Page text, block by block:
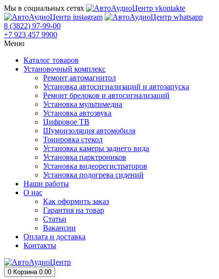
Мы в социальных сетях
8 (3822) 97-99-00
+7 923 457 9900
Меню
Каталог товаров
Установочный комплекс
Ремонт автомагнитол
Установка автосигнализаций и автозапуска
Ремонт брелоков и автосигнализаций
Установка мультимедиа
Установка автозвука
Цифровое ТВ
Шумоизоляция автомобиля
Тонировка стекол
Установка камеры заднего вида
Установка парктроников
Установка видеорегистраторов
Установка подогрева сидений
Наши работы
О нас
Как оформить заказ
Гарантия на товар
Статьи
Вакансии
Оплата и доставка
Контакты
0 Корзина 0.00